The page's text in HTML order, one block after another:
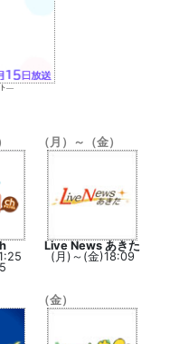
ト―
（月）～（金）
Live News あきた
(月)～(金)18:09
（金）